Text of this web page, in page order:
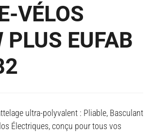
VÉLOS
PLUS EUFAB
ultra-polyvalent : Pliable, Basculant
Électriques, conçu pour tous vos